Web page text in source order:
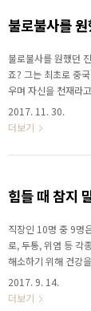
불로불사를
불로불사를 원했던
죠? 그는 최초로 중
우며 자신을 천재라
해 했었는데요. 실제
같은 상황 속에서 진
하는 노후에 가장 필
시황릉도 만들고 중
2017. 11. 30.
더보기
힘들 때 참지
직장인 10명 중 9명
로, 두통, 위염 등 각
해소하기 위해 건강
한화생명과 함께 이
정보를 확인하고 스
2017. 9. 14.
더보기